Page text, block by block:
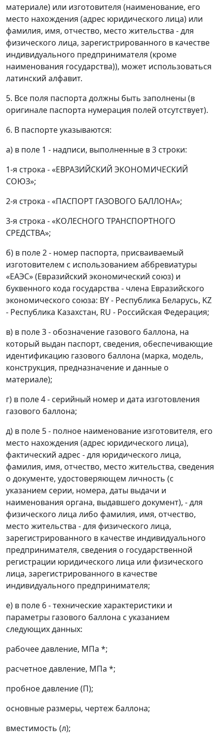
материале) или изготовителя (наименование, его
место нахождения (адрес юридического лица) или
фамилия, имя, отчество, место жительства - для
физического лица, зарегистрированного в качестве
индивидуального предпринимателя (кроме
наименования государства)), может использоваться
латинский алфавит.
5. Все поля паспорта должны быть заполнены (в
оригинале паспорта нумерация полей отсутствует).
6. В паспорте указываются:
а) в поле 1 - надписи, выполненные в 3 строки:
1-я строка - «ЕВРАЗИЙСКИЙ ЭКОНОМИЧЕСКИЙ
СОЮЗ»;
2-я строка - «ПАСПОРТ ГАЗОВОГО БАЛЛОНА»;
3-я строка - «КОЛЕСНОГО ТРАНСПОРТНОГО
СРЕДСТВА»;
б) в поле 2 - номер паспорта, присваиваемый
изготовителем с использованием аббревиатуры
«ЕАЭС» (Евразийский экономический союз) и
буквенного кода государства - члена Евразийского
экономического союза: BY - Республика Беларусь, KZ
- Республика Казахстан, RU - Российская Федерация;
в) в поле 3 - обозначение газового баллона, на
который выдан паспорт, сведения, обеспечивающие
идентификацию газового баллона (марка, модель,
конструкция, предназначение и данные о
материале);
г) в поле 4 - серийный номер и дата изготовления
газового баллона;
д) в поле 5 - полное наименование изготовителя, его
место нахождения (адрес юридического лица),
фактический адрес - для юридического лица,
фамилия, имя, отчество, место жительства, сведения
о документе, удостоверяющем личность (с
указанием серии, номера, даты выдачи и
наименования органа, выдавшего документ), - для
физического лица либо фамилия, имя, отчество,
место жительства - для физического лица,
зарегистрированного в качестве индивидуального
предпринимателя, сведения о государственной
регистрации юридического лица или физического
лица, зарегистрированного в качестве
индивидуального предпринимателя;
е) в поле 6 - технические характеристики и
параметры газового баллона с указанием
следующих данных:
рабочее давление, МПа *;
расчетное давление, МПа *;
пробное давление (П);
основные размеры, чертеж баллона;
вместимость (л);